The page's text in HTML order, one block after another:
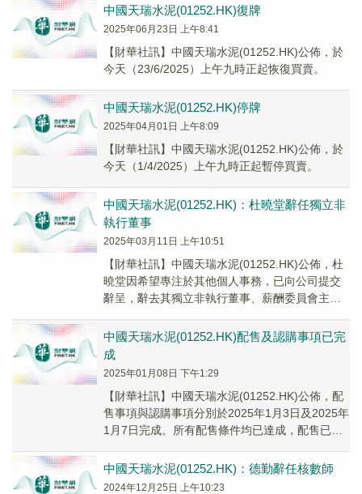
中國天瑞水泥(01252.HK)復牌
2025年06月23日 上午8:41
【財華社訊】中國天瑞水泥(01252.HK)公佈，於
今天（23/6/2025）上午九時正起恢復買賣。
中國天瑞水泥(01252.HK)停牌
2025年04月01日 上午8:09
【財華社訊】中國天瑞水泥(01252.HK)公佈，於
今天（1/4/2025）上午九時正起暫停買賣。
中國天瑞水泥(01252.HK)：杜曉堂辭任獨立非
執行董事
2025年03月11日 上午10:51
【財華社訊】中國天瑞水泥(01252.HK)公佈，杜
曉堂因希望專注於其他個人事務，已向公司提交
辭呈，辭去其獨立非執行董事、薪酬委員會主席
效。
中國天瑞水泥(01252.HK)配售及認購事項已完
成
2025年01月08日 下午1:29
【財華社訊】中國天瑞水泥(01252.HK)公佈，配
售事項與認購事項分別於2025年1月3日及2025年
1月7日完成。所有配售條件均已達成，配售已於
中國天瑞水泥(01252.HK)：德勤辭任核數師
2024年12月25日 上午10:23